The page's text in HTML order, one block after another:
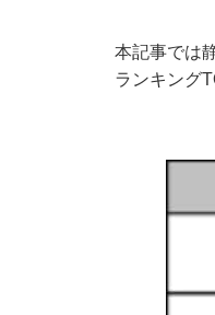
本記事では
ランキング